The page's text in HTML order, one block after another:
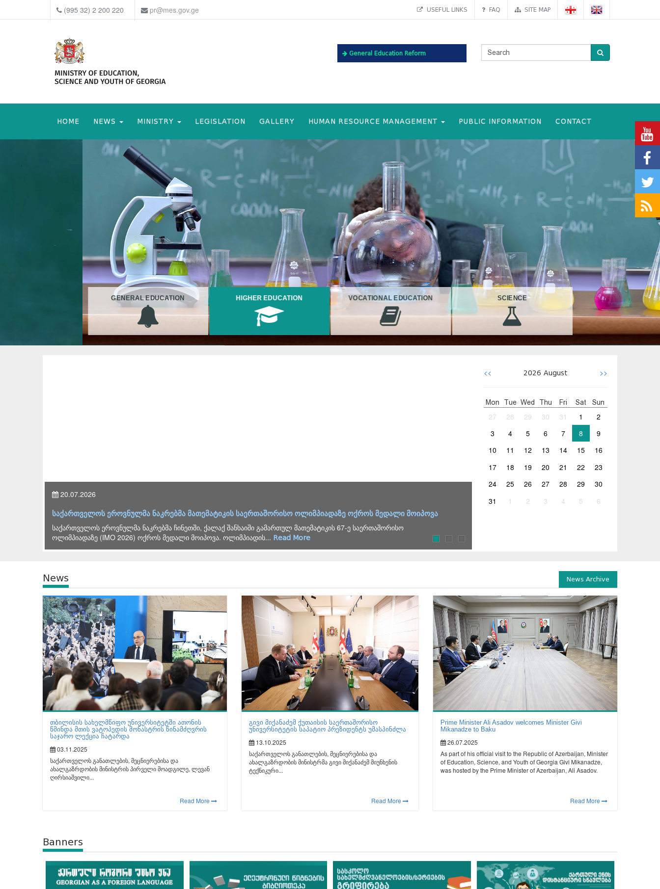
(995 32) 2 200 220 pr@mes.gov.ge USEFUL LINKS FAQ SITE MAP
General Education Reform
HOME NEWS MINISTRY LEGISLATION GALLERY HUMAN RESOURCE MANAGEMENT PUBLIC INFORMATION CONTACT
GENERAL EDUCATION HIGHER EDUCATION VOCATIONAL EDUCATION SCIENCE
20.07.2026
საქართველოს ეროვნულმა ნაკრებმა მათემატიკის საერთაშორისო ოლიმპიადაზე ოქროს მედალი მოიპოვა
საქართველოს ეროვნულმა ნაკრებმა ჩინეთში, ქალაქ შანხაიში გამართულ მათემატიკის 67-ე საერთაშორისო
ოლიმპიადაზე (IMO 2026) ოქროს მედალი მოიპოვა. ოლიმპიადის... Read More
<< 2026 August >>
Mon Tue Wed Thu Fri Sat Sun
27 28 29 30 31 1
2
3
4 5 6 7 8
9
10
11 12 13 14 15
16
17
18 19 20 21 22
23
24
25 26 27 28 29
30
31
1 2 3 4 5 6
News News Archive
თბილისის სახელმწიფო უნივერსიტეტში ათონის
წმინდა მთის ვატოპედის მონასტრის წინამძღვრის
საჯარო ლექცია ჩატარდა
03.11.2025
საქართველოს განათლების, მეცნიერებისა და
ახალგაზრდობის მინისტრის პირველი მოადგილე, ლევან
ღირსიაშვილი...
Read More
გივი მიქანაძემ ქუთაისის საერთაშორისო
უნივერსიტეტის საპატიო პრეზიდენტს უმასპინძლა
13.10.2025
საქართველოს განათლების, მეცნიერებისა და
ახალგაზრდობის მინისტრმა გივი მიქანაძემ მიუნხენის
ტექნიკური...
Read More
Prime Minister Ali Asadov welcomes Minister Givi
Mikanadze to Baku
26.07.2025
As part of his official visit to the Republic of Azerbaijan, Minister
of Education, Science, and Youth of Georgia Givi Mikanadze,
was hosted by the Prime Minister of Azerbaijan, Ali Asadov.
Read More
Banners